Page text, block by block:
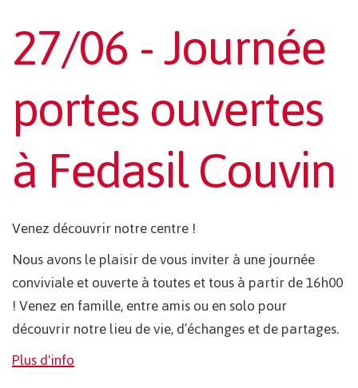
27/06 - Journée
portes ouvertes
à Fedasil Couvin
Venez découvrir notre centre !
Nous avons le plaisir de vous inviter à une journée
conviviale et ouverte à toutes et tous à partir de 16h00
! Venez en famille, entre amis ou en solo pour
découvrir notre lieu de vie, d’échanges et de partages.
Plus d'info